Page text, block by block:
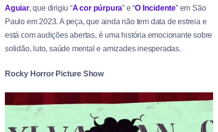
Aguiar, que dirigiu “A cor púrpura” e “O Incidente” em São
Paulo em 2023. A peça, que ainda não tem data de estreia e
está com audições abertas, é uma história emocionante sobre
solidão, luto, saúde mental e amizades inesperadas.
Rocky Horror Picture Show